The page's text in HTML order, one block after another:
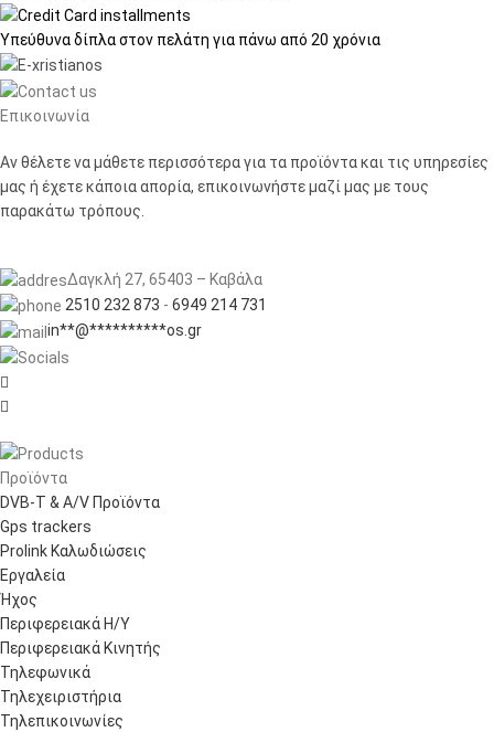
Υπεύθυνα δίπλα στον πελάτη για πάνω από 20 χρόνια
Επικοινωνία
Αν θέλετε να μάθετε περισσότερα για τα προϊόντα και τις υπηρεσίες
μας ή έχετε κάποια απορία, επικοινωνήστε μαζί μας με τους
παρακάτω τρόπους.
Δαγκλή 27, 65403 – Καβάλα
2510 232 873 - 6949 214 731
in**@**********os.gr


Προϊόντα
DVB-T & A/V Προϊόντα
Gps trackers
Prolink Καλωδιώσεις
Εργαλεία
Ήχος
Περιφερειακά Η/Υ
Περιφερειακά Κινητής
Τηλεφωνικά
Τηλεχειριστήρια
Τηλεπικοινωνίες